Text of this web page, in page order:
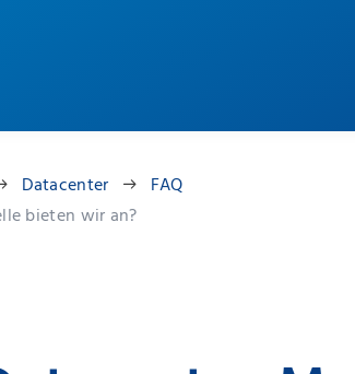
Datacenter
FAQ
bieten wir an?